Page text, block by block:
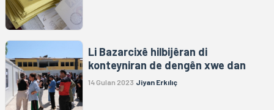
Li Bazarcixê hilbijêran di
konteyniran de dengên xwe dan
14 Gulan 2023 Jiyan Erkılıç